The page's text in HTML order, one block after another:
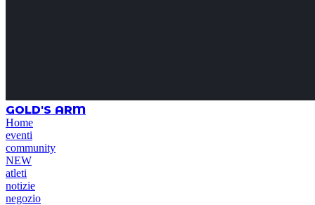
GOLD'S ARM
Home
eventi
community
NEW
atleti
notizie
negozio